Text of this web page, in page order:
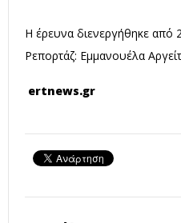
Η έρευνα διενεργήθηκε από
Ρεπορτάζ: Εμμανουέλα
ertnews.gr